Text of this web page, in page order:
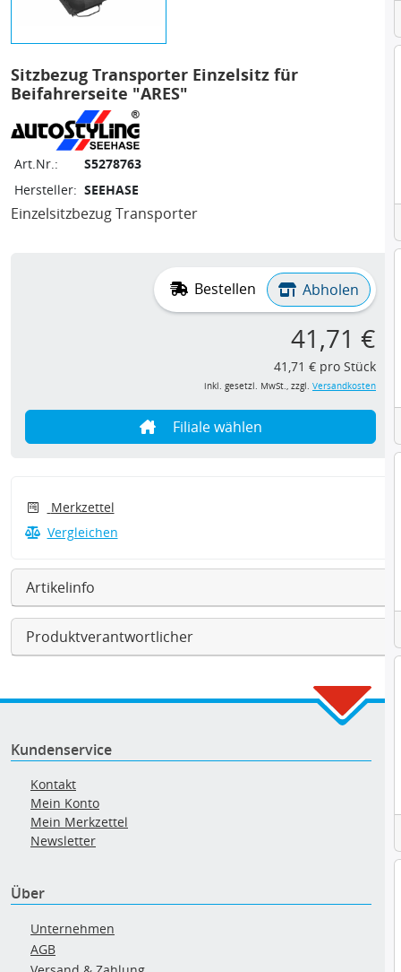
Sitzbezug Transporter Einzelsitz für
Beifahrerseite "ARES"
Art.Nr.:
S5278763
Hersteller: SEEHASE
Einzelsitzbezug Transporter
Bestellen Abholen
41,71 €
41,71 € pro Stück
inkl. gesetzl. MwSt., zzgl. Versandkosten
Filiale wählen
Merkzettel
Vergleichen
Artikelinfo
Produktverantwortlicher
Kundenservice
Kontakt
Mein Konto
Mein Merkzettel
Newsletter
Über
Unternehmen
AGB